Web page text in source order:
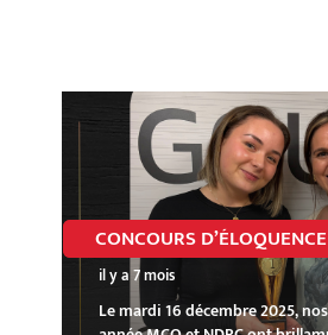
CONCOURS
il y a 7 mois
Le mardi 16 décembre 2025,